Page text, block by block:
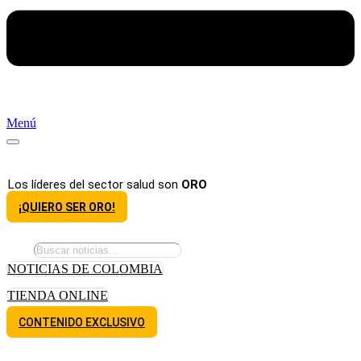
Menú
Los líderes del sector salud son ORO
¡QUIERO SER ORO!
NOTICIAS DE COLOMBIA
TIENDA ONLINE
CONTENIDO EXCLUSIVO